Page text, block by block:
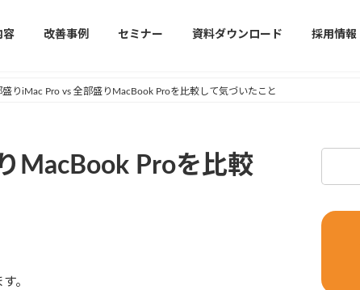
容 改善事例 セミナー 資料ダウンロード 採用情報
盛りiMac Pro vs 全部盛りMacBook Proを比較して気づいたこと
MacBook Proを比較
。